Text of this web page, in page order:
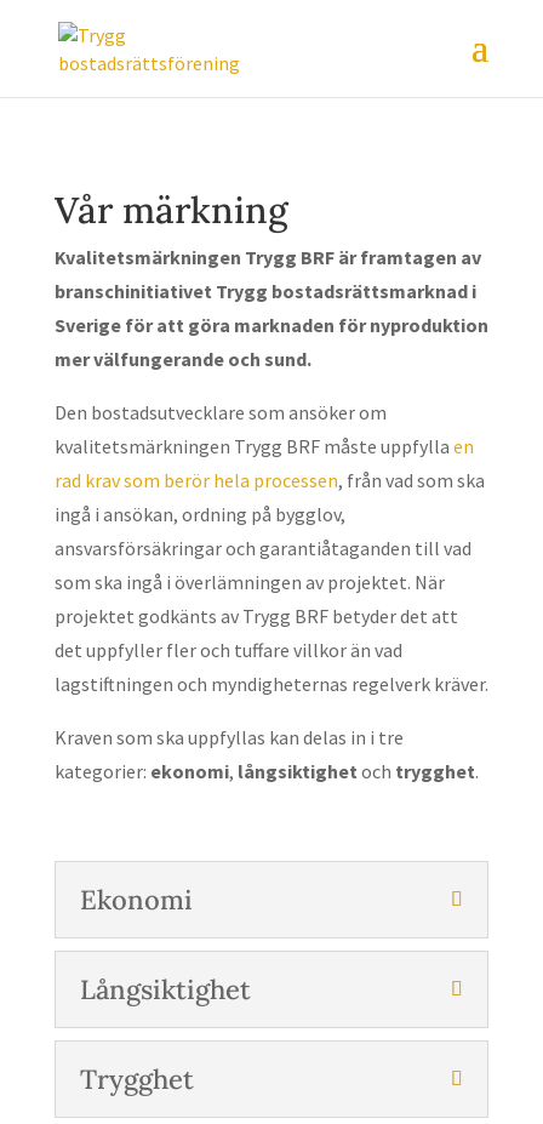
Vår märkning
Kvalitetsmärkningen Trygg BRF är framtagen av
branschinitiativet Trygg bostadsrättsmarknad i
Sverige för att göra marknaden för nyproduktion
mer välfungerande och sund.
Den bostadsutvecklare som ansöker om
kvalitetsmärkningen Trygg BRF måste uppfylla en
rad krav som berör hela processen, från vad som ska
ingå i ansökan, ordning på bygglov,
ansvarsförsäkringar och garantiåtaganden till vad
som ska ingå i överlämningen av projektet. När
projektet godkänts av Trygg BRF betyder det att
det uppfyller fler och tuffare villkor än vad
lagstiftningen och myndigheternas regelverk kräver.
Kraven som ska uppfyllas kan delas in i tre
kategorier: ekonomi, långsiktighet och trygghet.
Ekonomi
Långsiktighet
Trygghet